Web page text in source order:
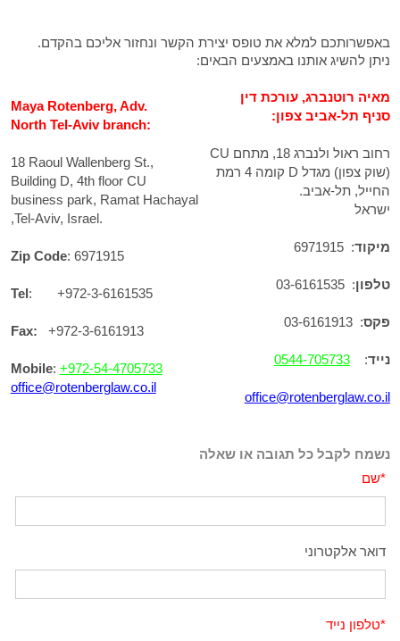
באפשרותכם למלא את טופס יצירת הקשר ונחזור אליכם בהקדם.
ניתן להשיג אותנו באמצעים הבאים:
מאיה רוטנברג, עורכת דין
סניף תל-אביב צפון:
רחוב ראול ולנברג 18, מתחם CU
(שוק צפון) מגדל D קומה 4 רמת
החייל, תל-אביב.
ישראל
מיקוד: 6971915
טלפון:
03-6161535
פקס: 03-6161913
נייד:
0544-705733
office@rotenberglaw.co.il
Maya Rotenberg, Adv.
North Tel-Aviv branch:
18 Raoul Wallenberg St.,
Building D, 4th floor CU
business park, Ramat Hachayal
,Tel-Aviv, Israel.
Zip Code: 6971915
Tel: +972-3-6161535
Fax: +972-3-6161913
Mobile: +972-54-4705733
office@rotenberglaw.co.il
נשמח לקבל כל תגובה או שאלה
*שם
דואר אלקטרוני
*טלפון נייד